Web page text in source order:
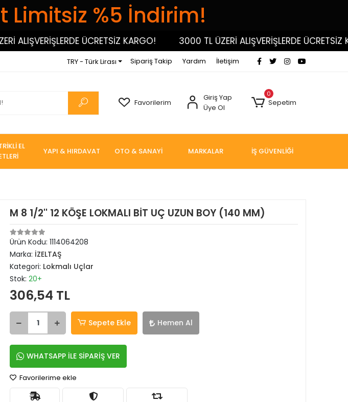
Limitsiz %5 İndirim!
ÜCRETSİZ KARGO! 3000 TL ÜZERİ ALIŞVERİŞLERDE ÜCRETSİZ
TRY - Türk Lirası Sipariş Takip Yardım İletişim
Favorilerim
Giriş Yap
Üye Ol
0
Sepetim
EL
YAPI & HIRDAVAT OTO & SANAYİ MARKALAR İŞ GÜVENLİĞİ
M 8 1/2'' 12 KÖŞE LOKMALI BİT UÇ UZUN BOY (140 MM)
Ürün Kodu: 1114064208
Marka: İZELTAŞ
Kategori: Lokmalı Uçlar
Stok: 20+
306,54 TL
Sepete Ekle Hemen Al
WHATSAPP İLE SİPARİŞ VER
Favorilerime ekle